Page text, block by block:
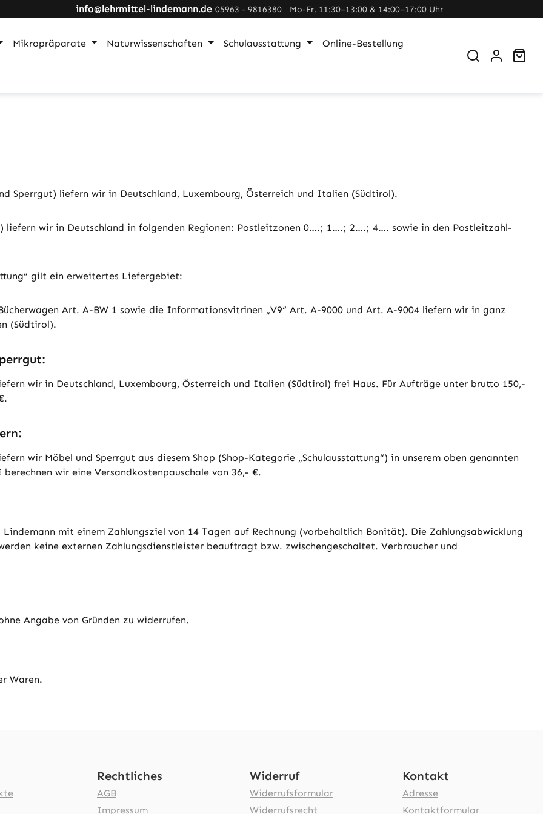
info@lehrmittel-lindemann.de 05963 - 9816380 Mo-Fr. 11:30–13:00 & 14:00–17:00 Uhr
Mikropräparate Naturwissenschaften Schulausstattung
Online-Bestellung
Sperrgut) liefern wir in Deutschland, Luxembourg, Österreich und Italien (Südtirol).
liefern wir in Deutschland in folgenden Regionen: Postleitzonen 0….; 1….; 2….; 4…. sowie in den Postleitzahl-
gilt ein erweitertes Liefergebiet:
Art. A-BW 1 sowie die Informationsvitrinen „V9“ Art. A-9000 und Art. A-9004 liefern wir in ganz
(Südtirol).
wir in Deutschland, Luxembourg, Österreich und Italien (Südtirol) frei Haus. Für Aufträge unter brutto 150,-
wir Möbel und Sperrgut aus diesem Shop (Shop-Kategorie „Schulausstattung“) in unserem oben genannten
wir eine Versandkostenpauschale von 36,- €.
mit einem Zahlungsziel von 14 Tagen auf Rechnung (vorbehaltlich Bonität). Die Zahlungsabwicklung
keine externen Zahlungsdienstleister beauftragt bzw. zwischengeschaltet. Verbraucher und
Angabe von Gründen zu widerrufen.
Waren.
Rechtliches
AGB
Impressum
Widerruf
Widerrufsformular
Widerrufsrecht
Kontakt
Adresse
Kontaktformular